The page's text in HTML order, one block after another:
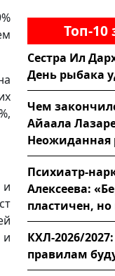
и
Топ-10
Сестра Ил
День рыбака
Чем
Айаала
Неожиданная
Психиатр-
Алексеева:
пластичен, но
КХЛ-2026/
правилам